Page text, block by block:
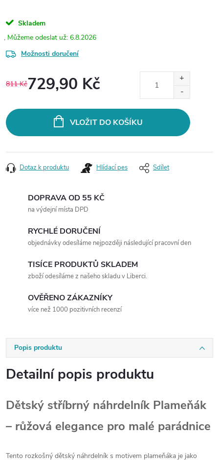
Skladem
6.8.2026
Možnosti doručení
811 Kč729,90 Kč
VLOŽIT DO KOŠÍKU
Dotaz k produktu Hlídací pes Sdílet
DOPRAVA OD 55 KČ
na výdejní místa DPD
RYCHLÉ DORUČENÍ
objednávky odesíláme nejpozději následující pracovní den
TISÍCE PRODUKTŮ SKLADEM
zboží odesíláme z našeho skladu v Liberci.
OVĚŘENO ZÁKAZNÍKY
více než 1000 pozitivních recenzí
Popis produktu
Detailní popis produktu
Dětský stříbrný náhrdelník Plameňák
– růžová elegance pro malé parádnice
Tento rozkošný dětský náhrdelník s motivem plameňáka je jako